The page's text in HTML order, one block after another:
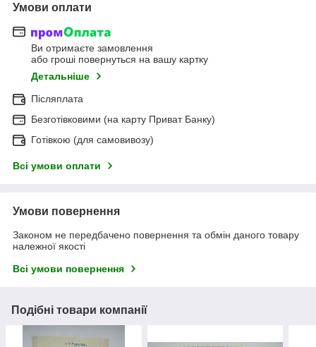
Умови оплати
Ви отримаєте замовлення
або гроші повернуться на вашу картку
Детальніше
Післяплата
Безготівковими (на карту Приват Банку)
Готівкою (для самовивозу)
Всі умови оплати
Умови повернення
Законом не передбачено повернення та обмін даного товару
належної якості
Всі умови повернення
Подібні товари компанії